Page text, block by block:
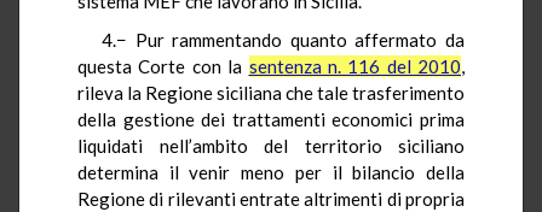
4.− Pur rammentando quanto affermato da
questa Corte con la sentenza n. 116 del 2010,
rileva la Regione siciliana che tale trasferimento
della gestione dei trattamenti economici prima
liquidati nell’ambito del territorio siciliano
determina il venir meno per il bilancio della
Regione di rilevanti entrate altrimenti di propria